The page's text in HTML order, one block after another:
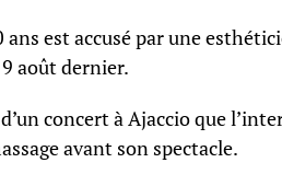
ans est accusé par une
août dernier.
d’un concert à Ajaccio que
avant son spectacle.